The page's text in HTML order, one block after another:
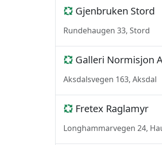
Gjenbruken Stord
Rundehaugen 33, Stord
Galleri Normisjon
Aksdalsvegen 163, Aksdal
Fretex Raglamyr
Longhammarvegen 24,